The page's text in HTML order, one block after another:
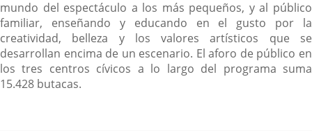
mundo del espectáculo a los más pequeños, y al público
familiar, enseñando y educando en el gusto por la
creatividad, belleza y los valores artísticos que se
desarrollan encima de un escenario. El aforo de público en
los tres centros cívicos a lo largo del programa suma
15.428 butacas.